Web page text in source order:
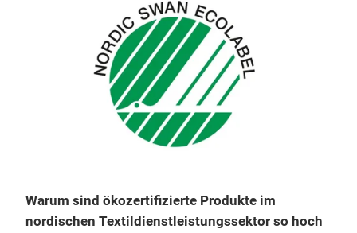
Warum sind ökozertifizierte Produkte im
nordischen Textildienstleistungssektor so hoch